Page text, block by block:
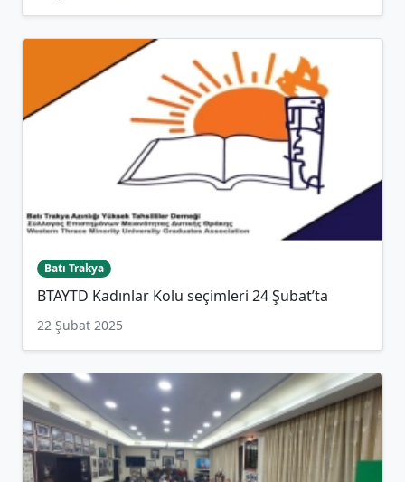
Batı Trakya
BTAYTD Kadınlar Kolu seçimleri 24 Şubat’ta
22 Şubat 2025